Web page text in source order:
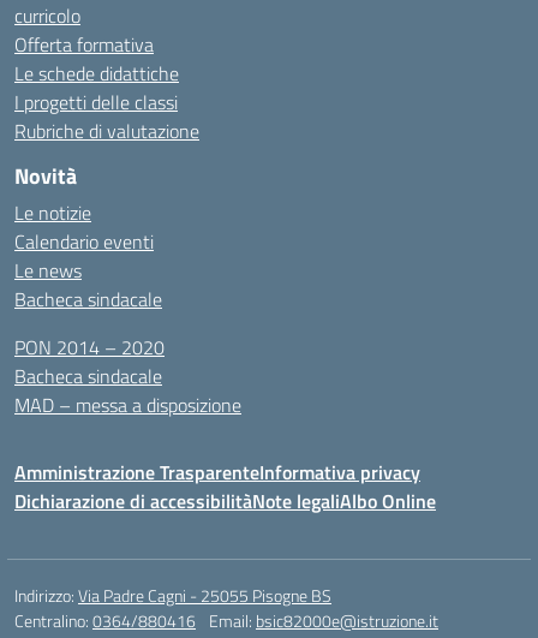
curricolo
Offerta formativa
Le schede didattiche
I progetti delle classi
Rubriche di valutazione
Novità
Le notizie
Calendario eventi
Le news
Bacheca sindacale
PON 2014 – 2020
Bacheca sindacale
MAD – messa a disposizione
Amministrazione TrasparenteInformativa privacy
Dichiarazione di accessibilitàNote legaliAlbo Online
Indirizzo:Via Padre Cagni - 25055 Pisogne BS
Centralino:0364/880416 Email: bsic82000e@istruzione.it